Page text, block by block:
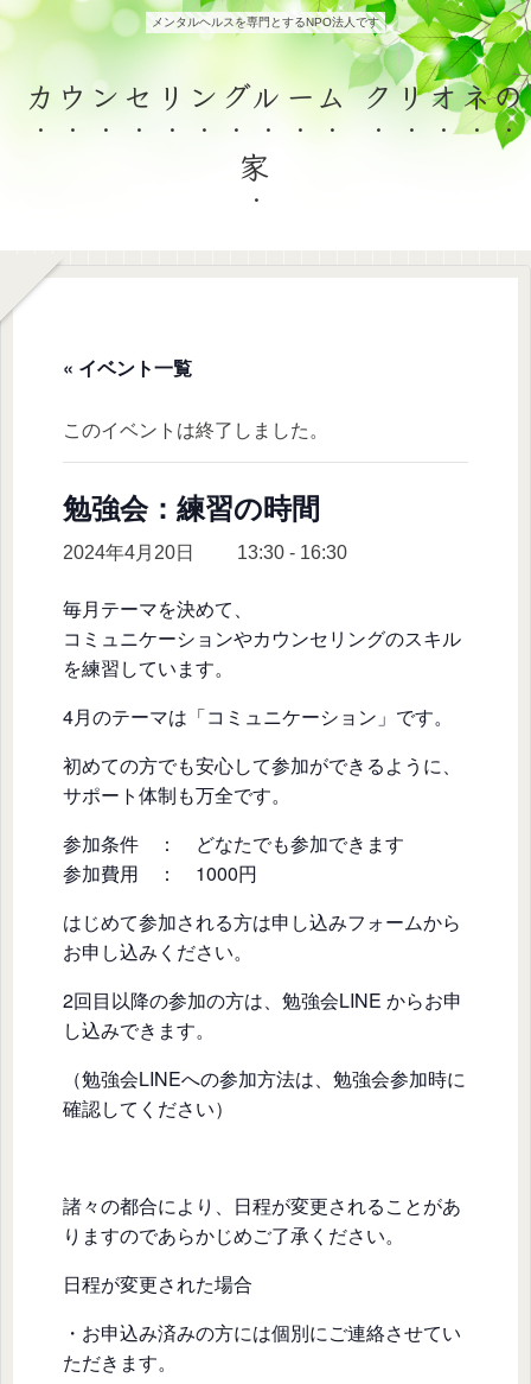
メンタルヘルスを専門とするNPO法人です
カウンセリングルーム クリオネの
家
« イベント一覧
このイベントは終了しました。
勉強会：練習の時間
2024年4月20日 13:30 - 16:30
毎月テーマを決めて、
コミュニケーションやカウンセリングのスキル
を練習しています。
4月のテーマは「コミュニケーション」です。
初めての方でも安心して参加ができるように、
サポート体制も万全です。
参加条件 ： どなたでも参加できます
参加費用 ： 1000円
はじめて参加される方は申し込みフォームから
お申し込みください。
2回目以降の参加の方は、勉強会LINE からお申
し込みできます。
（勉強会LINEへの参加方法は、勉強会参加時に
確認してください）
諸々の都合により、日程が変更されることがあ
りますのであらかじめご了承ください。
日程が変更された場合
・お申込み済みの方には個別にご連絡させてい
ただきます。